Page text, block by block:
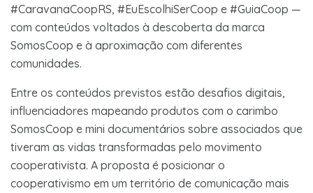
#CaravanaCoopRS, #EuEscolhiSerCoop e #GuiaCoop —
com conteúdos voltados à descoberta da marca
SomosCoop e à aproximação com diferentes
comunidades.
Entre os conteúdos previstos estão desafios digitais,
influenciadores mapeando produtos com o carimbo
SomosCoop e mini documentários sobre associados que
tiveram as vidas transformadas pelo movimento
cooperativista. A proposta é posicionar o
cooperativismo em um território de comunicação mais